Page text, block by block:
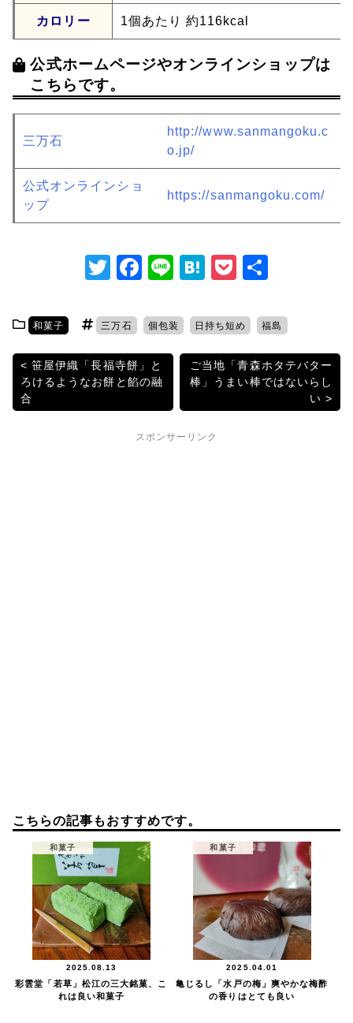
カロリー 1個あたり 約116kcal
公式ホームページやオンラインショップは
こちらです。
三万石
http://www.sanmangoku.c
o.jp/
公式オンラインショ
ップ
https://sanmangoku.com/
T
itt
er
F
c
e
b
o
o
k
Li
e
H
e
n
a
P
c
k
et
和菓子 三万石 個包装 日持ち短め 福島
投
稿
笹屋伊織「長福寺餅」と
ろけるようなお餅と餡の融
合
ご当地「青森ホタテバター
棒」うまい棒ではないらし
い
スポンサーリンク
こちらの記事もおすすめです。
和菓子
2025.08.13
彩雲堂「若草」松江の三大銘菓、こ
れは良い和菓子
和菓子
2025.04.01
亀じるし「水戸の梅」爽やかな梅酢
の香りはとても良い